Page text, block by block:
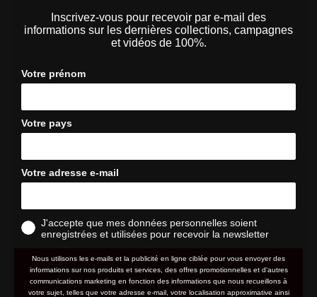
Inscrivez-vous pour recevoir par e-mail des
informations sur les dernières collections, campagnes
et vidéos de 100%.
Votre prénom
Votre pays
Votre adresse e-mail
J'accepte que mes données personnelles soient
enregistrées et utilisées pour recevoir la newsletter
Nous utilisons les e-mails et la publicité en ligne ciblée pour vous envoyer des
informations sur nos produits et services, des offres promotionnelles et d'autres
communications marketing en fonction des informations que nous recueillons à
votre sujet, telles que votre adresse e-mail, votre localisation approximative ainsi